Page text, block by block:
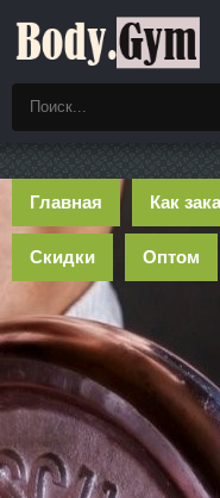
Главная Как
Скидки Оптом